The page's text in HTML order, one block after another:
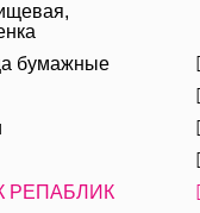
бумажные
РЕПАБЛИК